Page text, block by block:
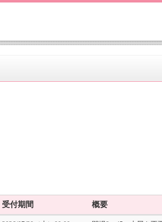
受付期間 概要